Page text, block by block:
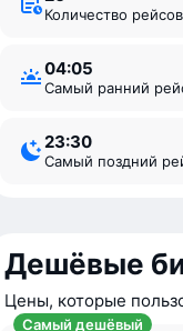
Количество
04:05
Самый ранний
23:30
Самый поздний
Дешёвые
Цены, которые
Самый дешёвый